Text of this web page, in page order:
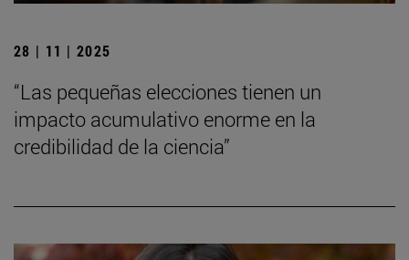
28 | 11 | 2025
“Las pequeñas elecciones tienen un
impacto acumulativo enorme en la
credibilidad de la ciencia”